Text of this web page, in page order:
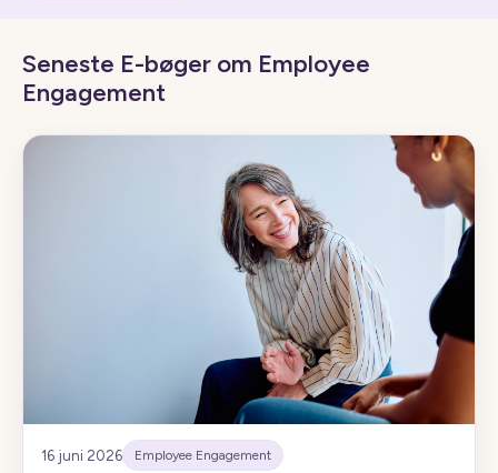
Seneste E-bøger om Employee
Engagement
16 juni 2026 Employee Engagement